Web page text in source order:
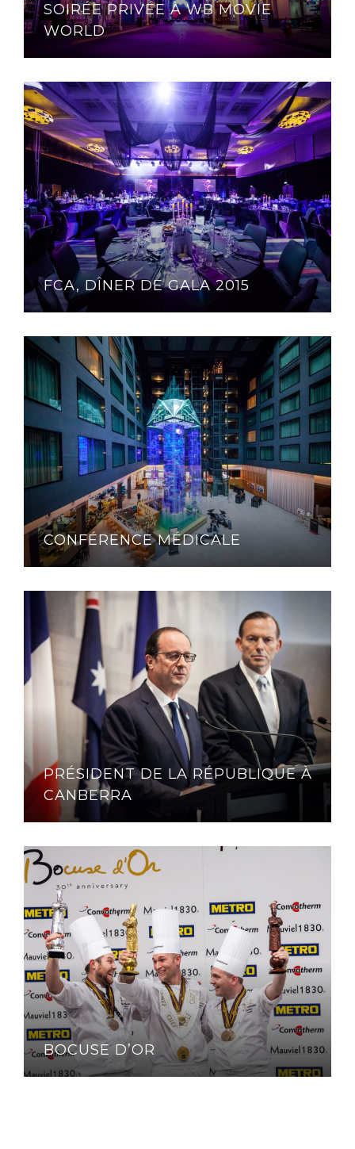
SOIRÉE PRIVÉE À WB MOVIE
WORLD
FCA, DÎNER DE GALA 2015
CONFÉRENCE MÉDICALE
PRÉSIDENT DE LA RÉPUBLIQUE À
CANBERRA
BOCUSE D’OR